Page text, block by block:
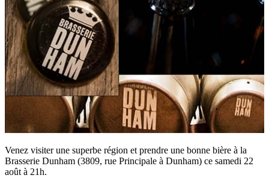
Venez visiter une superbe région et prendre une bonne bière à la
Brasserie Dunham (3809, rue Principale à Dunham) ce samedi 22
août à 21h.